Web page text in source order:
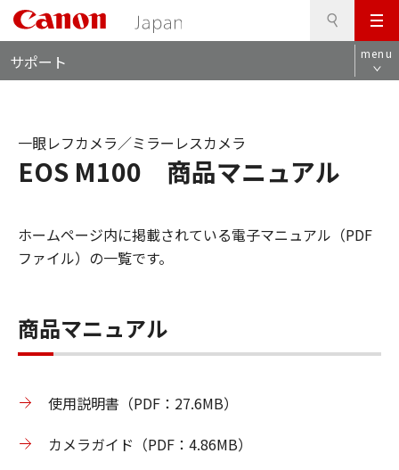
メ
ニ
ュ
サポート menu
EOS M100 商品マニュアル
一眼レフカメラ／ミラーレスカメラ
ホームページ内に掲載されている電子マニュアル（PDF
ファイル）の一覧です。
商品マニュアル
使用説明書（PDF：27.6MB）
カメラガイド（PDF：4.86MB）